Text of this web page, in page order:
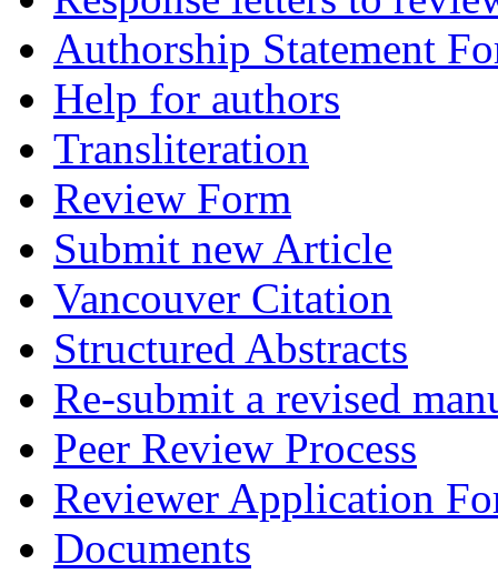
Authorship Statement
Help for authors
Transliteration
Review Form
Submit new Article
Vancouver Citation
Structured Abstracts
Re-submit a revised
Peer Review Process
Reviewer Application
Documents